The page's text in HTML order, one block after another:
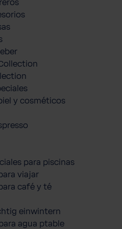
y cosméticos
para piscinas
viajar
café y té
einwintern
agua ptable